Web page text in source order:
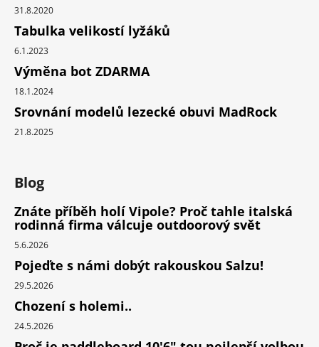
31.8.2020
Tabulka velikostí lyžáků
6.1.2023
Výměna bot ZDARMA
18.1.2024
Srovnání modelů lezecké obuvi MadRock
21.8.2025
Blog
Znáte příběh holí Vipole? Proč tahle italská
rodinná firma válcuje outdoorový svět
5.6.2026
Pojeďte s námi dobýt rakouskou Salzu!
29.5.2026
Chození s holemi..
24.5.2026